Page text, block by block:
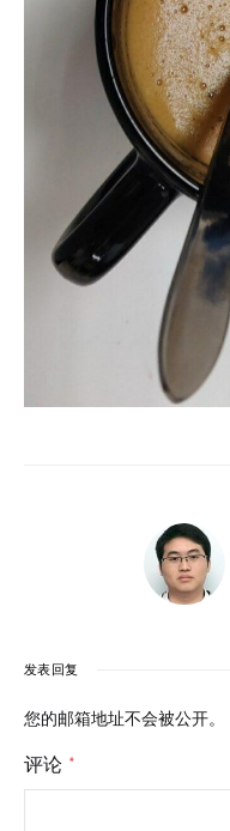
发表回复
您的邮箱地址不会被公开。
评论 *